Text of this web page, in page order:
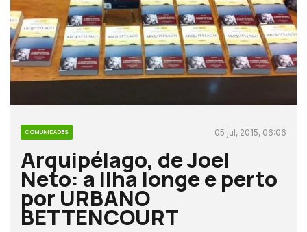
COMUNIDADES 05 jul, 2015, 06:06
Arquipélago, de Joel
Neto: a Ilha longe e perto
por URBANO
BETTENCOURT